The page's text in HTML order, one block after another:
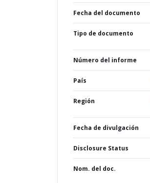
Fecha del documento
Tipo de documento
Número del informe
País
Región
Fecha de divulgación
Disclosure Status
Nom. del doc.